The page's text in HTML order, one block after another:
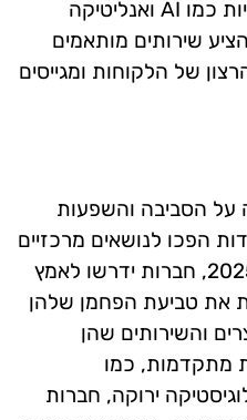
בשרשרת האספקה. טכנולוגיות כמו AI ואנליטיקה
שירותים מותאמים
של הלקוחות ומגייסים
על הסביבה והשפעות
הפכו לנושאים מרכזיים
בשרשרת האספקה. בשנת 2025, חברות ידרשו לאמץ
את טביעת הפחמן שלהן
והשירותים שהן
מתקדמות, כמו
ירוקה, חברות